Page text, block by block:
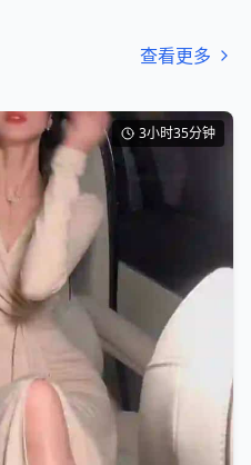
查看更多
3小时35分钟